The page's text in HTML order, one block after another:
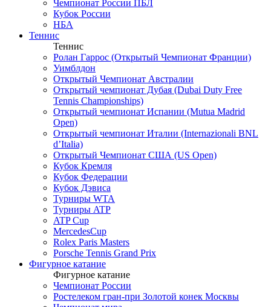
Чемпионат России ПБЛ
Кубок России
НБА
Теннис
Теннис
Ролан Гаррос (Открытый Чемпионат Франции)
Уимблдон
Открытый Чемпионат Австралии
Открытый чемпионат Дубая (Dubai Duty Free
Tennis Championships)
Открытый чемпионат Испании (Mutua Madrid
Open)
Открытый чемпионат Италии (Internazionali BNL
d’Italia)
Открытый Чемпионат США (US Open)
Кубок Кремля
Кубок Федерации
Кубок Дэвиса
Турниры WTA
Турниры ATP
ATP Cup
MercedesCup
Rolex Paris Masters
Porsche Tennis Grand Prix
Фигурное катание
Фигурное катание
Чемпионат России
Ростелеком гран-при Золотой конек Москвы